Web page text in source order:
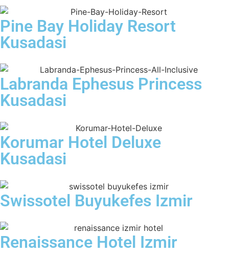
Pine Bay Holiday Resort
Kusadasi
Labranda Ephesus Princess
Kusadasi
Korumar Hotel Deluxe
Kusadasi
Swissotel Buyukefes Izmir
Renaissance Hotel Izmir